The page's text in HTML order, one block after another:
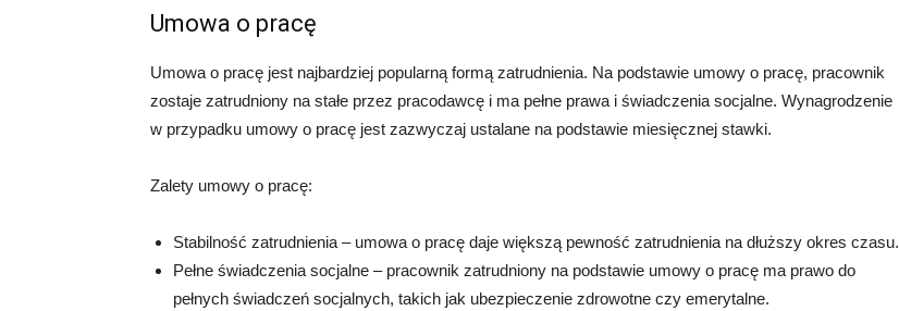
Umowa o pracę
Umowa o pracę jest najbardziej popularną formą zatrudnienia. Na podstawie umowy o pracę, pracownik
zostaje zatrudniony na stałe przez pracodawcę i ma pełne prawa i świadczenia socjalne. Wynagrodzenie
w przypadku umowy o pracę jest zazwyczaj ustalane na podstawie miesięcznej stawki.
Zalety umowy o pracę:
Stabilność zatrudnienia – umowa o pracę daje większą pewność zatrudnienia na dłuższy okres czasu.
Pełne świadczenia socjalne – pracownik zatrudniony na podstawie umowy o pracę ma prawo do
pełnych świadczeń socjalnych, takich jak ubezpieczenie zdrowotne czy emerytalne.